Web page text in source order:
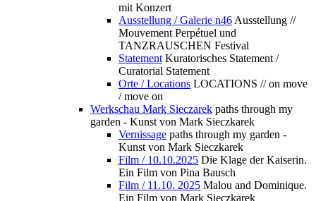
mit Konzert
Ausstellung / Galerie n46 Ausstellung //
Mouvement Perpétuel und
TANZRAUSCHEN Festival
Statement Kuratorisches Statement /
Curatorial Statement
Orte / Locations LOCATIONS // on move
/ move on
Werkschau Mark Sieczarek paths through my
garden - Kunst von Mark Sieczkarek
Vernissage paths through my garden -
Kunst von Mark Sieczkarek
Film / 10.10.2025 Die Klage der Kaiserin.
Ein Film von Pina Bausch
Film / 11.10. 2025 Malou and Dominique.
Ein Film von Mark Sieczkarek